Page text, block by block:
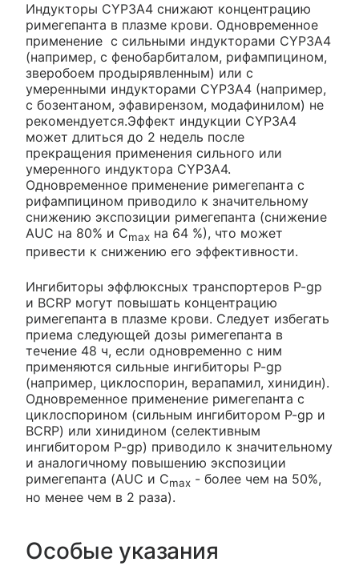
Индукторы CYP3A4 снижают концентрацию
римегепанта в плазме крови. Одновременное
применение с сильными индукторами CYP3A4
(например, с фенобарбиталом, рифампицином,
зверобоем продырявленным) или с
умеренными индукторами CYP3A4 (например,
с бозентаном, эфавирензом, модафинилом) не
рекомендуется.Эффект индукции CYP3A4
может длиться до 2 недель после
прекращения применения сильного или
умеренного индуктора CYP3A4.
Одновременное применение римегепанта с
рифампицином приводило к значительному
снижению экспозиции римегепанта (снижение
AUC на 80% и Cmax на 64 %), что может
привести к снижению его эффективности.
Ингибиторы эффлюксных транспортеров P-gp
и BCRP могут повышать концентрацию
римегепанта в плазме крови. Следует избегать
приема следующей дозы римегепанта в
течение 48 ч, если одновременно с ним
применяются сильные ингибиторы P-gp
(например, циклоспорин, верапамил, хинидин).
Одновременное применение римегепанта с
циклоспорином (сильным ингибитором P-gp и
BCRP) или хинидином (селективным
ингибитором P-gp) приводило к значительному
и аналогичному повышению экспозиции
римегепанта (AUC и Cmax - более чем на 50%,
но менее чем в 2 раза).
Особые указания